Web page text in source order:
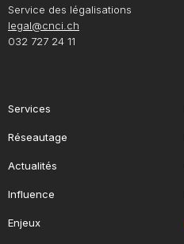
Service des légalisations
legal@cnci.ch
032 727 24 11
Services
Réseautage
Actualités
Influence
Enjeux